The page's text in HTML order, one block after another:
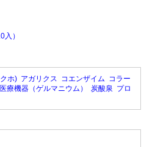
）
ホ) アガリクス コエンザイム コラー
医療機器（ゲルマニウム） 炭酸泉 プロ